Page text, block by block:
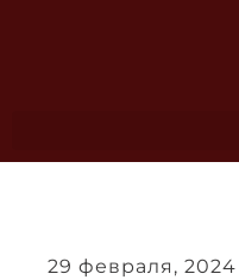
29 февраля, 2024